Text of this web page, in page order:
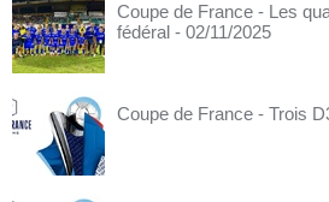
Coupe de France - Les
fédéral - 02/11/2025
Coupe de France - Trois